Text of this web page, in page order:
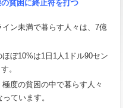
貧困に終止符を打つ
ン未満で暮らす人々は、7億
ぼ10%は1日1人1ドル90セン
。
度の貧困の中で暮らす人々
ています。